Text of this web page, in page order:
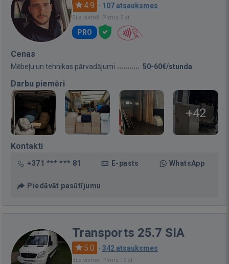
4.9 · 107 atsauksmes
Bija vietnē: Pirms 5 st.
PRO
Cenas
Mēbeļu un tehnikas pārvadājumi 50-60€/stunda
Darbu piemēri
+42
Kontakti
+371 *** *** 81 E-pasts WhatsApp
Piedāvāt pasūtījumu
Transports 25.7 SIA
5.0 · 342 atsauksmes
Bija vietnē: Pirms 19 st.